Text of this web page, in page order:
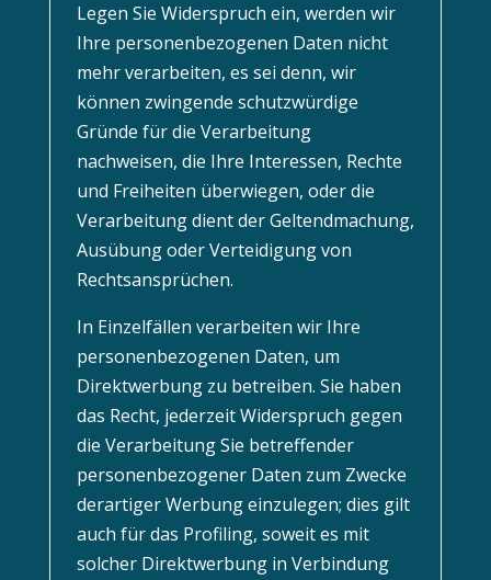
Legen Sie Widerspruch ein, werden wir
Ihre personenbezogenen Daten nicht
mehr verarbeiten, es sei denn, wir
können zwingende schutzwürdige
Gründe für die Verarbeitung
nachweisen, die Ihre Interessen, Rechte
und Freiheiten überwiegen, oder die
Verarbeitung dient der Geltendmachung,
Ausübung oder Verteidigung von
Rechtsansprüchen.
In Einzelfällen verarbeiten wir Ihre
personenbezogenen Daten, um
Direktwerbung zu betreiben. Sie haben
das Recht, jederzeit Widerspruch gegen
die Verarbeitung Sie betreffender
personenbezogener Daten zum Zwecke
derartiger Werbung einzulegen; dies gilt
auch für das Profiling, soweit es mit
solcher Direktwerbung in Verbindung